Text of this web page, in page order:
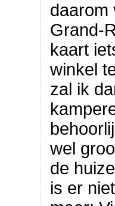
daarom
Grand-
kaart
winkel
zal ik
wel
de
is er